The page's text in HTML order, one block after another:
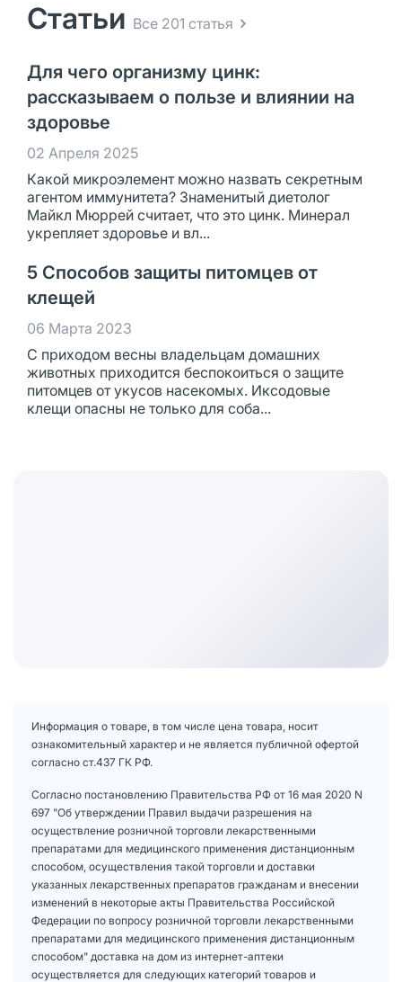
Статьи Все 201 статья
Для чего организму цинк:
рассказываем о пользе и влиянии на
здоровье
02 Апреля 2025
Какой микроэлемент можно назвать секретным
агентом иммунитета? Знаменитый диетолог
Майкл Мюррей считает, что это цинк. Минерал
укрепляет здоровье и вл...
5 Способов защиты питомцев от
клещей
06 Марта 2023
С приходом весны владельцам домашних
животных приходится беспокоиться о защите
питомцев от укусов насекомых. Иксодовые
клещи опасны не только для соба...
Информация о товаре, в том числе цена товара, носит
ознакомительный характер и не является публичной офертой
согласно ст.437 ГК РФ.
Согласно постановлению Правительства РФ от 16 мая 2020 N
697 "Об утверждении Правил выдачи разрешения на
осуществление розничной торговли лекарственными
препаратами для медицинского применения дистанционным
способом, осуществления такой торговли и доставки
указанных лекарственных препаратов гражданам и внесении
изменений в некоторые акты Правительства Российской
Федерации по вопросу розничной торговли лекарственными
препаратами для медицинского применения дистанционным
способом" доставка на дом из интернет-аптеки
осуществляется для следующих категорий товаров и